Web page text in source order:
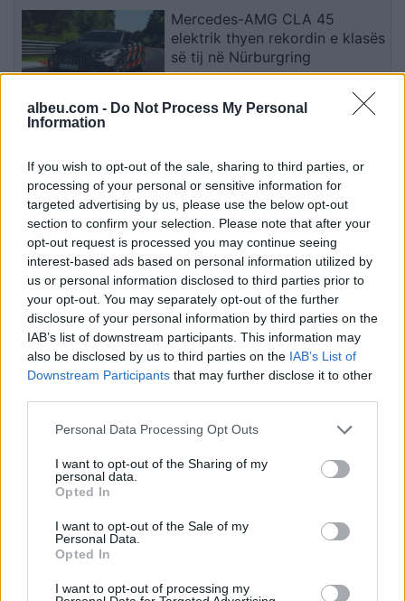
albeu.com - Do Not Process My Personal
Information
If you wish to opt-out of the sale, sharing to third parties, or
processing of your personal or sensitive information for
targeted advertising by us, please use the below opt-out
section to confirm your selection. Please note that after your
opt-out request is processed you may continue seeing
interest-based ads based on personal information utilized by
us or personal information disclosed to third parties prior to
your opt-out. You may separately opt-out of the further
disclosure of your personal information by third parties on the
IAB’s list of downstream participants. This information may
also be disclosed by us to third parties on the IAB’s List of
Downstream Participants that may further disclose it to other
Personal Data Processing Opt Outs
I want to opt-out of the Sharing of my
personal data.
Opted In
I want to opt-out of the Sale of my
Personal Data.
Opted In
I want to opt-out of processing my
Mercedes-AMG CLA 45
elektrik thyen rekordin e klasës
së tij në Nürburgring
në motin hapësinor dhe Tokë
Esim for Global
Esim for USA|Esim for Italy| Esim for Spain|Esim